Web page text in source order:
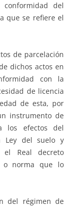
del
que se refiere el
de parcelación
dichos actos en
con la
de licencia
de esta, por
instrumento de
los efectos del
Ley del suelo y
el Real decreto
o norma que lo
del régimen de